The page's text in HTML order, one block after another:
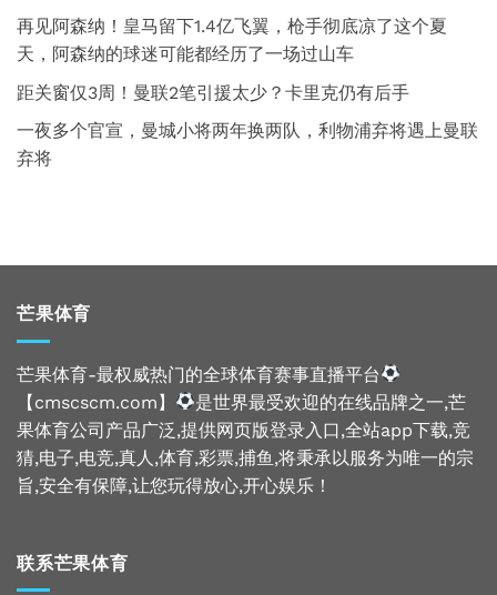
再见阿森纳！皇马留下1.4亿飞翼，枪手彻底凉了这个夏
天，阿森纳的球迷可能都经历了一场过山车
距关窗仅3周！曼联2笔引援太少？卡里克仍有后手
一夜多个官宣，曼城小将两年换两队，利物浦弃将遇上曼联
弃将
芒果体育
芒果体育-最权威热门的全球体育赛事直播平台
【cmscscm.com】
是世界最受欢迎的在线品牌之一,芒
果体育公司产品广泛,提供网页版登录入口,全站app下载,竞
猜,电子,电竞,真人,体育,彩票,捕鱼,将秉承以服务为唯一的宗
旨,安全有保障,让您玩得放心,开心娱乐！
联系芒果体育